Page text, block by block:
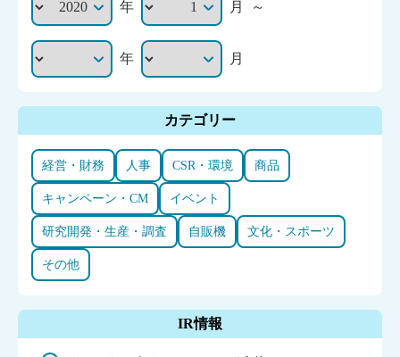
年 月 ～
年 月
カテゴリー
経営・財務 人事 CSR・環境 商品
キャンペーン・CM イベント
研究開発・生産・調査 自販機 文化・スポーツ
その他
IR情報